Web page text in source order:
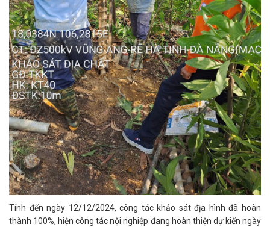
Tính đến ngày 12/12/2024, công tác khảo sát địa hình đã hoàn
thành 100%, hiện công tác nội nghiệp đang hoàn thiện dự kiến ngày